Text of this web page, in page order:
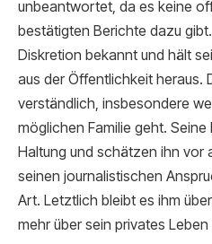
unbeantwortet, da es keine
bestätigten Berichte dazu
Diskretion bekannt und hält
aus der Öffentlichkeit heraus.
verständlich, insbesondere
möglichen Familie geht.
Haltung und schätzen ihn vor
seinen journalistischen
Art. Letztlich bleibt es ihm
mehr über sein privates